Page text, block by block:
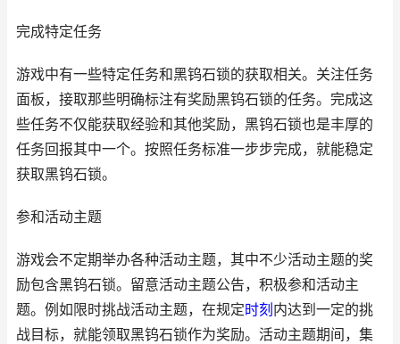
完成特定任务
游戏中有一些特定任务和黑钨石锁的获取相关。关注任务
面板，接取那些明确标注有奖励黑钨石锁的任务。完成这
些任务不仅能获取经验和其他奖励，黑钨石锁也是丰厚的
任务回报其中一个。按照任务标准一步步完成，就能稳定
获取黑钨石锁。
参和活动主题
游戏会不定期举办各种活动主题，其中不少活动主题的奖
励包含黑钨石锁。留意活动主题公告，积极参和活动主
题。例如限时挑战活动主题，在规定时刻 内达到一定的挑
战目标，就能领取黑钨石锁作为奖励。活动主题期间，集